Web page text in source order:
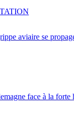
aviaire se
face à la forte